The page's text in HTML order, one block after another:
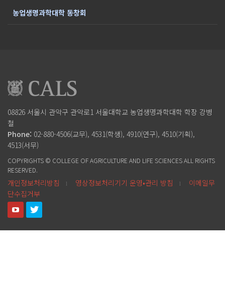
농업생명과학대학 동창회
08826 서울시 관악구 관악로1 서울대학교 농업생명과학대학 학장 강병
철
Phone: 02-880-4506(교무), 4531(학생), 4910(연구), 4510(기획),
4513(서무)
COPYRIGHTS © COLLEGE OF AGRICULTURE AND LIFE SCIENCES ALL RIGHTS
RESERVED.
개인정보처리방침 l 영상정보처리기기 운영•관리 방침 l
이메일무
단수집거부